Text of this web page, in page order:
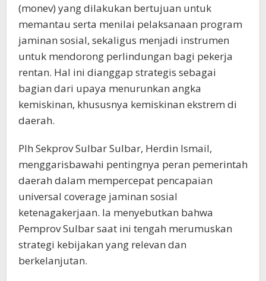
(monev) yang dilakukan bertujuan untuk
memantau serta menilai pelaksanaan program
jaminan sosial, sekaligus menjadi instrumen
untuk mendorong perlindungan bagi pekerja
rentan. Hal ini dianggap strategis sebagai
bagian dari upaya menurunkan angka
kemiskinan, khususnya kemiskinan ekstrem di
daerah.
Plh Sekprov Sulbar Sulbar, Herdin Ismail,
menggarisbawahi pentingnya peran pemerintah
daerah dalam mempercepat pencapaian
universal coverage jaminan sosial
ketenagakerjaan. Ia menyebutkan bahwa
Pemprov Sulbar saat ini tengah merumuskan
strategi kebijakan yang relevan dan
berkelanjutan.